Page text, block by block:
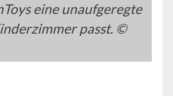
eine unaufgeregte
passt. ©